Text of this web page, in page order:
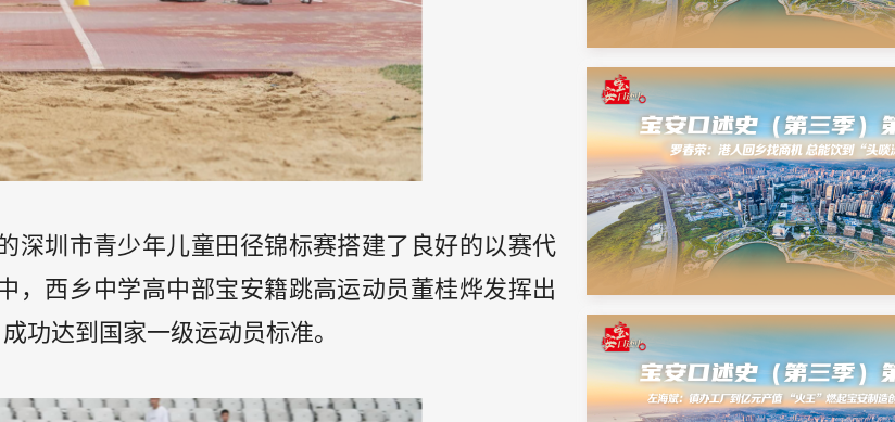
深圳市青少年儿童田径锦标赛搭建了良好的以赛代
，西乡中学高中部宝安籍跳高运动员董桂烨发挥出
功达到国家一级运动员标准。